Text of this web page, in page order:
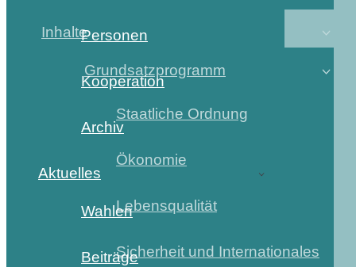
Inhalte
Grundsatzprogramm
Staatliche Ordnung
Ökonomie
Lebensqualität
Sicherheit und Internationales
Personen
Kooperation
Archiv
Aktuelles
Wahlen
Beiträge